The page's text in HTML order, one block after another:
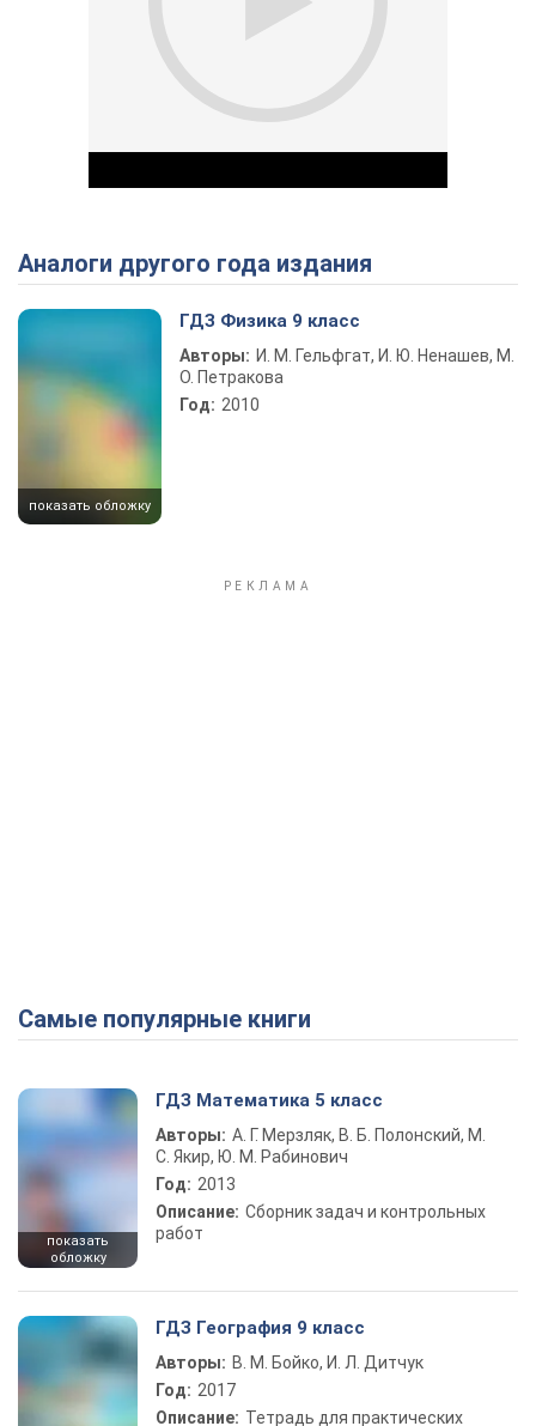
Play Video
Аналоги другого года издания
показать обложку
ГДЗ Физика 9 класс
Авторы: И. М. Гельфгат, И. Ю. Ненашев, М.
О. Петракова
Год: 2010
Самые популярные книги
показать
обложку
ГДЗ Математика 5 класс
Авторы: А. Г. Мерзляк, В. Б. Полонский, М.
С. Якир, Ю. М. Рабинович
Год: 2013
Описание: Сборник задач и контрольных
работ
ГДЗ География 9 класс
Авторы: В. М. Бойко, И. Л. Дитчук
Год: 2017
Описание: Тетрадь для практических